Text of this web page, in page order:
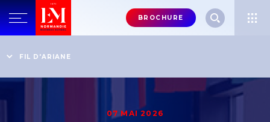
Menu
header-
BROCHURE
FIL D'ARIANE
À l'EM Normandie, une approche sur-mesure de
07 MAI 2026